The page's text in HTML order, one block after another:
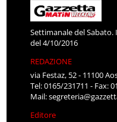
Settimanale del Sabato.
del 4/10/2016
REDAZIONE
via Festaz, 52 - 11100
Tel: 0165/231711 - Fax:
Mail:
Editore